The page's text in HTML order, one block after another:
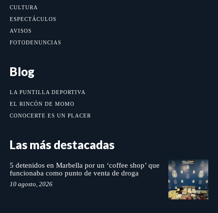
CULTURA
ESPECTÁCULOS
AVISOS
FOTODENUNCIAS
Blog
LA PUNTILLA DEPORTIVA
EL RINCÓN DE MOMO
CONOCERTE ES UN PLACER
Las más destacadas
5 detenidos en Marbella por un ‘coffee shop’ que
funcionaba como punto de venta de droga
10 agosto, 2026